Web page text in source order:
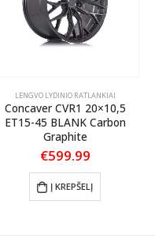
LENGVO LYDINIO RATLANKIAI
Concaver CVR1 20×10,5
ET15-45 BLANK Carbon
Graphite
€599.99
Į KREPŠELĮ